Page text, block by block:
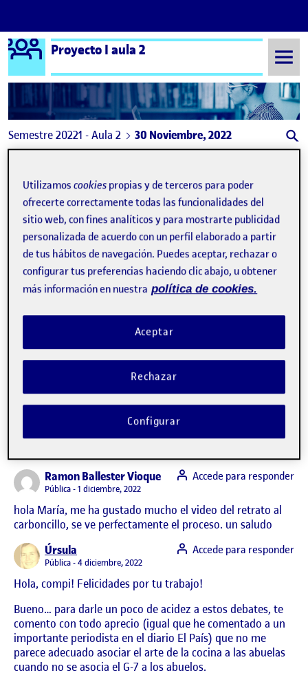
Saltar al contenido
Logo Ágora
Proyecto I aula 2
Semestre 20221 - Aula 2 30 Noviembre, 2022
30 Noviembre, 2022
El cocido de la iaia
Publicado por
María Román Payá
Visibilidad:
Pública-Fecha de publicación
30 Nov 2022-2 comentariosen El cocido de la iaia
DEBATE CONTRIBUTIONS
2EN EL COCIDO DE LA IAIA
Ramon Ballester Vioquesays:
Visibilidad:
Pública 1 diciembre, 2022
hola María, me ha gustado mucho el video del retrato al
carboncillo, se ve perfectamente el proceso. un saludo
Accede para responder
Úrsula
Visibilidad:
Pública 4 diciembre, 2022
Hola, compi! Felicidades por tu trabajo!
Bueno… para darle un poco de acidez a estos debates, te
comento con todo aprecio (igual que he comentado a un
importante periodista en el diario El País) que no me
parece adecuado asociar el arte de la cocina a las abuelas
cuando no se asocia el G-7 a los abuelos.
Accede para responder
Utilizamoscookies propias y de terceros para poder
ofrecerte correctamente todas las funcionalidades del
sitio web, con fines analíticos y para mostrarte publicidad
personalizada de acuerdo con un perfil elaborado a partir
de tus hábitos de navegación. Puedes aceptar, rechazar o
configurar tus preferencias haciendo clic abajo, u obtener
más información en nuestra política de cookies.
Rechazar
Aceptar
Configurar